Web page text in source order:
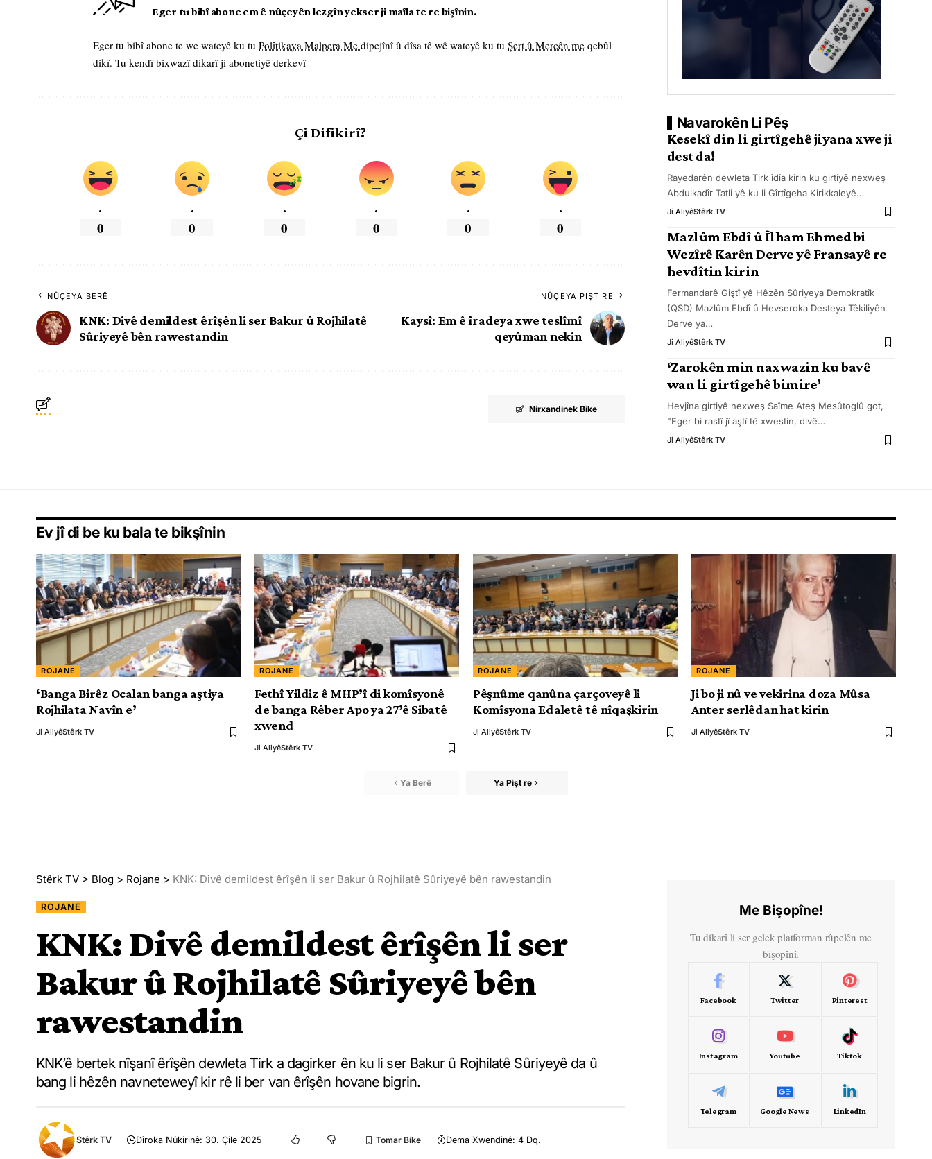
Eger tu bibî abone em ê nûçeyên lezgîn yekser ji maîla te re bişînin.
Eger tu bibî abone te we wateyê ku tu Polîtikaya Malpera Me dipejînî û dîsa tê wê wateyê ku tu Şert û Mercên me qebûl
dikî. Tu kendî bixwazî dikarî ji abonetiyê derkevî
Çi Difikirî?
.
0
.
0
.
0
.
0
.
0
.
0
NÛÇEYA BERÊ
KNK: Divê demildest êrîşên li ser Bakur û Rojhilatê
Sûriyeyê bên rawestandin
NÛÇEYA PIŞT RE
Kaysî: Em ê îradeya xwe teslîmî
qeyûman nekin
Nirxandinek Bike
Navarokên Li Pêş
Kesekî din li girtîgehê jiyana xwe ji
dest da!
Rayedarên dewleta Tirk îdîa kirin ku girtiyê nexweş
Abdulkadîr Tatli yê ku li Gîrtîgeha Kirikkaleyê…
Ji AliyêStêrk TV
Mazlûm Ebdî û Îlham Ehmed bi
Wezîrê Karên Derve yê Fransayê re
hevdîtin kirin
Fermandarê Giştî yê Hêzên Sûriyeya Demokratîk
(QSD) Mazlûm Ebdî û Hevseroka Desteya Têkiliyên
Derve ya…
Ji AliyêStêrk TV
‘Zarokên min naxwazin ku bavê
wan li girtîgehê bimire’
Hevjîna girtiyê nexweş Saîme Ateş Mesûtoglû got,
"Eger bi rastî jî aştî tê xwestin, divê…
Ji AliyêStêrk TV
Ev jî di be ku bala te bikşînin
ROJANE
‘Banga Birêz Ocalan banga aştiya
Rojhilata Navîn e’
Ji AliyêStêrk TV
ROJANE
Fethî Yildiz ê MHP’î di komîsyonê
de banga Rêber Apo ya 27’ê Sibatê
xwend
Ji AliyêStêrk TV
ROJANE
Pêşnûme qanûna çarçoveyê li
Komîsyona Edaletê tê nîqaşkirin
Ji AliyêStêrk TV
ROJANE
Ji bo ji nû ve vekirina doza Mûsa
Anter serlêdan hat kirin
Ji AliyêStêrk TV
Ya Berê Ya Pişt re
Stêrk TV > Blog > Rojane > KNK: Divê demildest êrîşên li ser Bakur û Rojhilatê Sûriyeyê bên rawestandin
ROJANE
KNK: Divê demildest êrîşên li ser
Bakur û Rojhilatê Sûriyeyê bên
rawestandin
KNK’ê bertek nîşanî êrîşên dewleta Tirk a dagirker ên ku li ser Bakur û Rojhilatê Sûriyeyê da û
bang li hêzên navneteweyî kir rê li ber van êrîşên hovane bigrin.
Stêrk TV Dîroka Nûkirinê: 30. Çile 2025 Dema Xwendinê: 4 Dq.
Me Bişopîne!
Tu dikarî li ser gelek platforman rûpelên me
bişopînî.
Facebook Twitter Pinterest
Instagram Youtube Tiktok
Telegram Google News LinkedIn